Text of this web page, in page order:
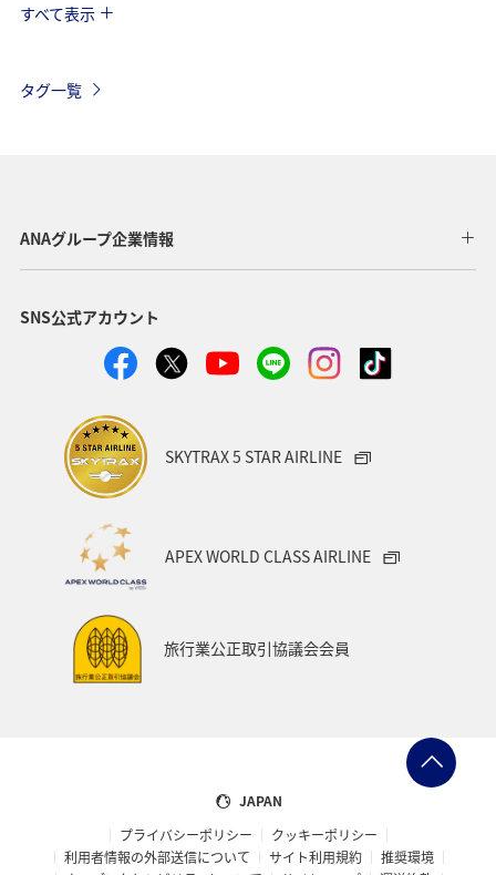
メキシコ
スウェーデン ANA Mall 帰省
ANAショッピング A-style
ANAのふるさと納税 春 オセアニア 秋
フィリピン
フランス
すべて表示
タグ一覧
ANAグループ企業情報
SNS公式アカウント
SKYTRAX 5 STAR AIRLINE
APEX WORLD CLASS AIRLINE
旅行業公正取引協議会会員
JAPAN
プライバシーポリシー
クッキーポリシー
利用者情報の外部送信について
サイト利用規約
推奨環境